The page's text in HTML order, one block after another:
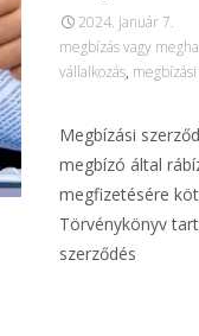
2024. január 7.
megbízás vagy
vállalkozás,
Megbízási
megbízó által
megfizetésére
Törvénykönyv
szerződés